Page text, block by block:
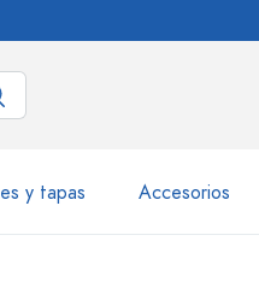
y tapas Accesorios